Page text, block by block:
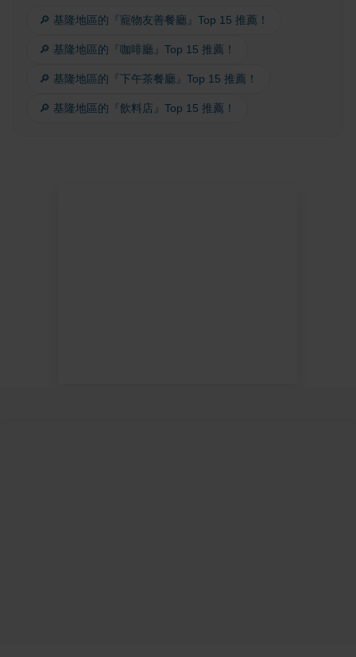
🔎 基隆地區的『寵物友善餐廳』Top 15 推薦！
🔎 基隆地區的『咖啡廳』Top 15 推薦！
🔎 基隆地區的『下午茶餐廳』Top 15 推薦！
🔎 基隆地區的『飲料店』Top 15 推薦！